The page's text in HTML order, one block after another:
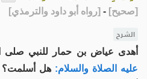
[صحيح]
-
[رواه أبو داود والترمذي]
الشرح
أهدى عياض بن حمار للنبي صلى
عليه الصلاة والسلام: هل أسلمت؟